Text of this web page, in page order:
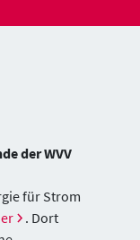
der WVV
für Strom
. Dort